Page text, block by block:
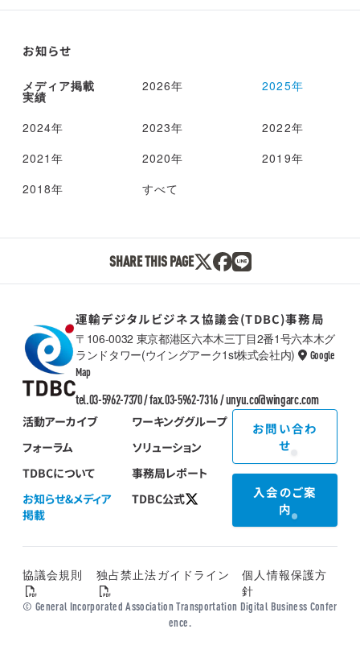
お知らせ
メディア掲載
実績
2026年 2025年
2024年 2023年
2022年
2021年
2020年
2019年
2018年
すべて
SHARE THIS PAGE
TDBC
運輸デジタルビジネス協議会(TDBC)事務局
〒106-0032 東京都港区六本木三丁目2番1号六本木グ
ランドタワー(ウイングアーク1st株式会社内)
Google
Map
tel.03-5962-7370 / fax.03-5962-7316 /unyu.co@wingarc.com
活動アーカイブ
ワーキンググループ
フォーラム
ソリューション
TDBCについて
事務局レポート
お知らせ&メディア
掲載
TDBC公式
お問い合わ
せ
入会のご案
内
協議会規則 独占禁止法ガイドライン
個人情報保護方
針
© General Incorporated Association Transportation Digital Business Confer
ence.